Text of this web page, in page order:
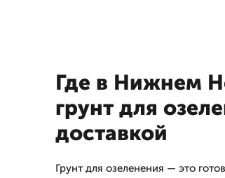
Где в Нижнем
грунт для
доставкой
Грунт для озеленения — это